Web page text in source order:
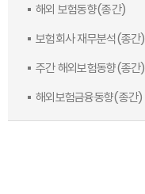
해외 보험동향(종간)
보험회사 재무분석(종간)
주간 해외보험동향(종간)
해외보험금융동향(종간)